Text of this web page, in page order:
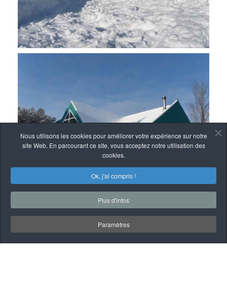
Nous utilisons les cookies pour améliorer votre expérience sur notre
site Web. En parcourant ce site, vous acceptez notre utilisation des
cookies.
Ok, j'ai compris !
Plus d'infos
Paramètres